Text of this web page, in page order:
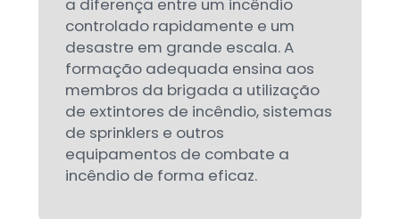
a diferença entre um incêndio
controlado rapidamente e um
desastre em grande escala. A
formação adequada ensina aos
membros da brigada a utilização
de extintores de incêndio, sistemas
de sprinklers e outros
equipamentos de combate a
incêndio de forma eficaz.